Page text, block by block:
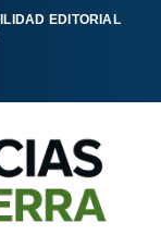
EDITORIAL